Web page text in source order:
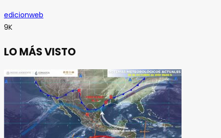
edicionweb
9K
LO MÁS VISTO